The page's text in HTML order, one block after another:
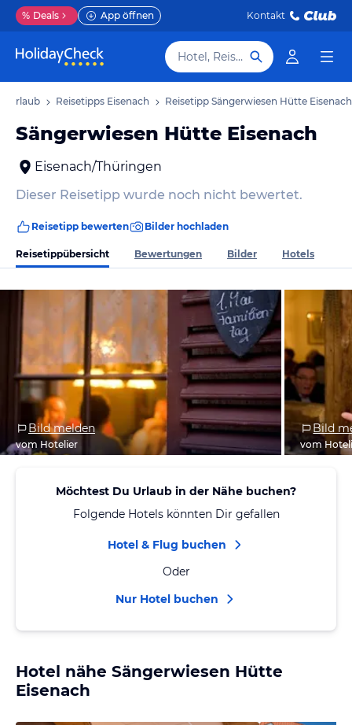
% Deals App öffnen Kontakt
Hotel, Reiseziel
Urlaub Reisetipps Eisenach Reisetipp Sängerwiesen Hütte Eisenach
Sängerwiesen Hütte Eisenach
Eisenach/Thüringen
Dieser Reisetipp wurde noch nicht bewertet.
Reisetipp bewerten Bilder hochladen
Reisetippübersicht Bewertungen Bilder Hotels
Bild melden
vom Hotelier
Bild
vom
Möchtest Du Urlaub in der Nähe buchen?
Folgende Hotels könnten Dir gefallen
Hotel & Flug buchen
Oder
Nur Hotel buchen
Hotel nähe Sängerwiesen Hütte
Eisenach